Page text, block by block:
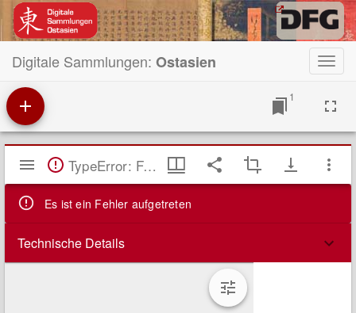
Digitale Sammlungen: Ostasien
1
Mirador
Viewer TypeError: Failed to fetch
Es ist ein Fehler aufgetreten
Technische Details